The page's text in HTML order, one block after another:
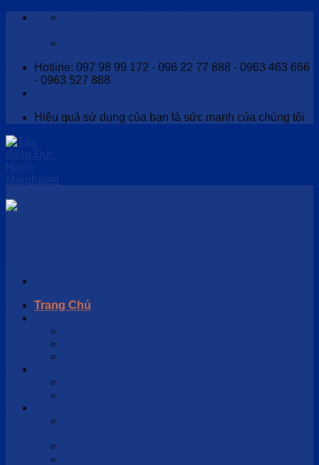
Skip
Hotline: 097 98 99 172 - 096 22 77 888 - 0963 463 666
- 0963 527 888
Hiệu quả sử dụng của bạn là sức mạnh của chúng tôi
Trang Chủ